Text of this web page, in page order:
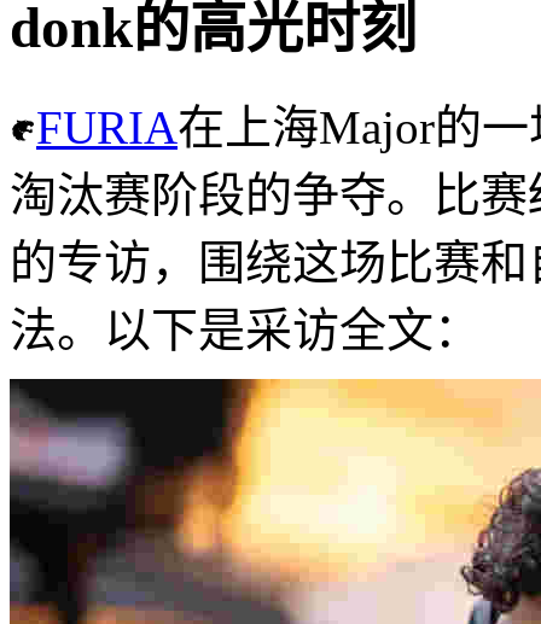
donk的高光时刻
FURIA在上海Major的
淘汰赛阶段的争夺。比
的专访，围绕这场比赛
法。以下是采访全文：